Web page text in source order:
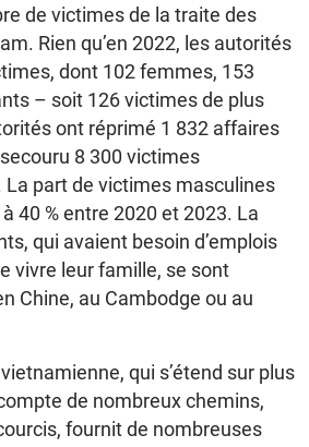
de victimes de la traite des
Rien qu’en 2022, les autorités
dont 102 femmes, 153
– soit 126 victimes de plus
ont réprimé 1 832 affaires
8 300 victimes
La part de victimes masculines
40 % entre 2020 et 2023. La
qui avaient besoin d’emplois
vivre leur famille, se sont
Chine, au Cambodge ou au
qui s’étend sur plus
de nombreux chemins,
fournit de nombreuses